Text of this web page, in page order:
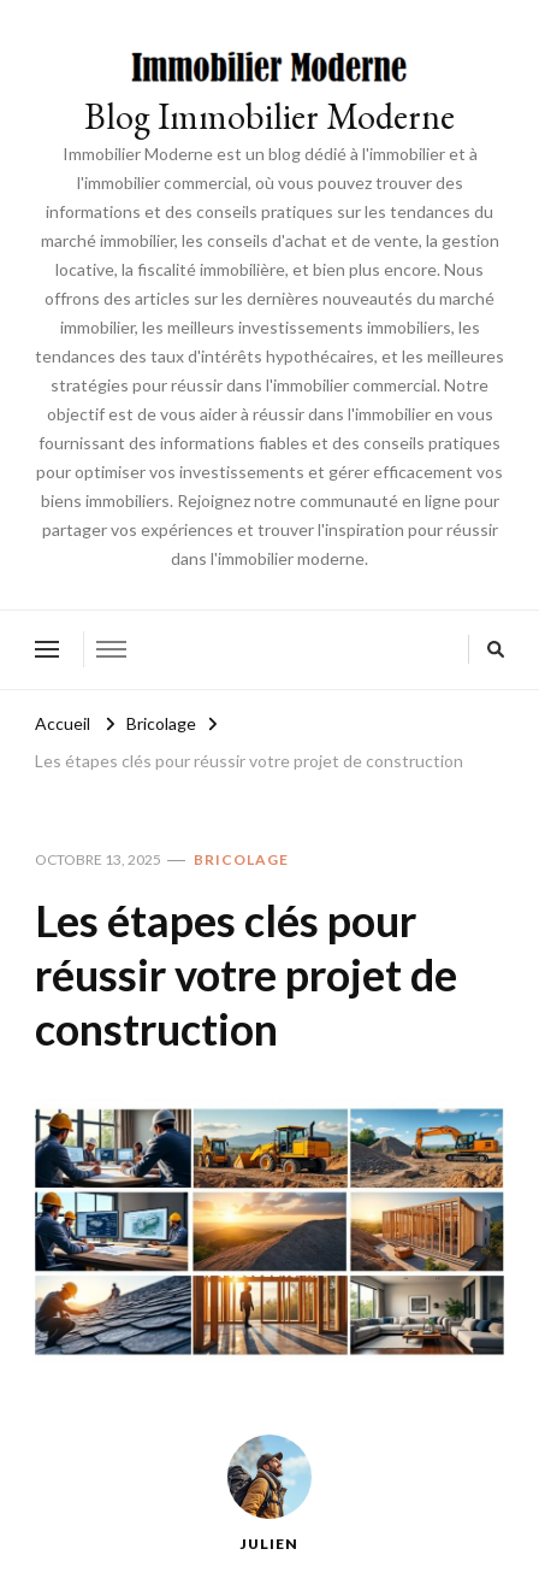
Blog Immobilier Moderne
Immobilier Moderne est un blog dédié à l'immobilier et à
l'immobilier commercial, où vous pouvez trouver des
informations et des conseils pratiques sur les tendances du
marché immobilier, les conseils d'achat et de vente, la gestion
locative, la fiscalité immobilière, et bien plus encore. Nous
offrons des articles sur les dernières nouveautés du marché
immobilier, les meilleurs investissements immobiliers, les
tendances des taux d'intérêts hypothécaires, et les meilleures
stratégies pour réussir dans l'immobilier commercial. Notre
objectif est de vous aider à réussir dans l'immobilier en vous
fournissant des informations fiables et des conseils pratiques
pour optimiser vos investissements et gérer efficacement vos
biens immobiliers. Rejoignez notre communauté en ligne pour
partager vos expériences et trouver l'inspiration pour réussir
dans l'immobilier moderne.
Accueil
Bricolage
Les étapes clés pour réussir votre projet de construction
OCTOBRE 13, 2025 BRICOLAGE
Les étapes clés pour
réussir votre projet de
construction
JULIEN